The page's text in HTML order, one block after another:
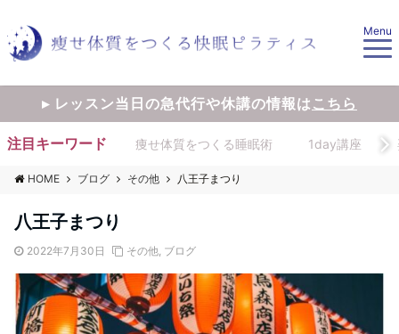
Menu
▸ レッスン当日の急代行や休講の情報はこちら
注目キーワード 痩せ体質をつくる睡眠術 1day講座
HOME ブログ その他 八王子まつり
八王子まつり
2022年7月30日 その他, ブログ